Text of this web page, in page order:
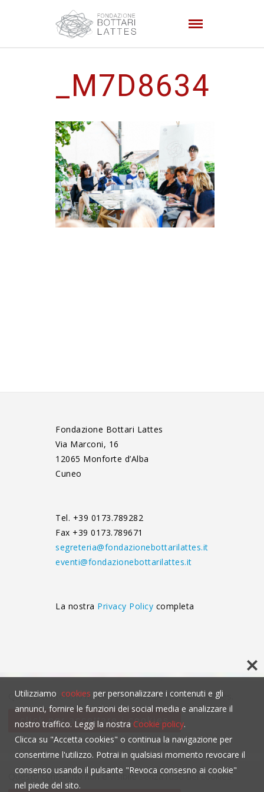
_M7D8634
Fondazione Bottari Lattes
Via Marconi, 16
12065 Monforte d’Alba
Cuneo
Tel. +39 0173.789282
Fax +39 0173.789671
segreteria@fondazionebottarilattes.it
eventi@fondazionebottarilattes.it
La nostra Privacy Policy completa
Questo contenuto non è visibile senza l'uso dei cookies.
click per accettare i cookies
Questo contenuto non è visibile senza l'uso dei cookies.
Utilizziamo cookies per personalizzare i contenuti e gli
annunci, fornire le funzioni dei social media e analizzare il
nostro traffico. Leggi la nostra Cookie policy.
Clicca su "Accetta cookies" o continua la navigazione per
consentirne l'utilizzo. Potrai in qualsiasi momento revocare il
consenso usando il pulsante "Revoca consesno ai cookie"
nel piede del sito.